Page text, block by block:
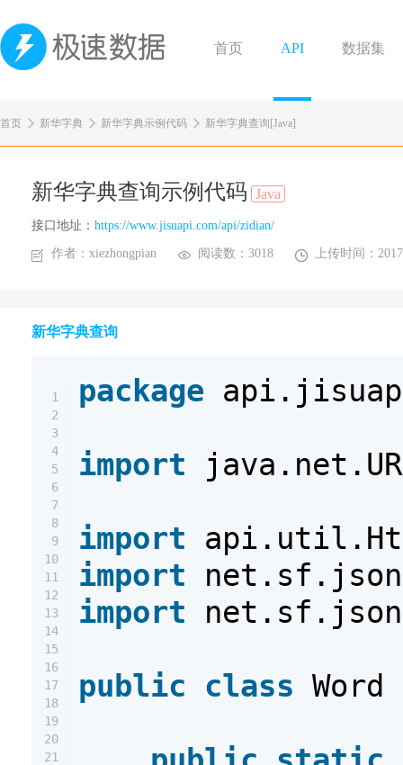
首页 API 数据集
首页 新华字典 新华字典示例代码 新华字典查询[Java]
新华字典查询示例代码 Java
接口地址： https://www.jisuapi.com/api/zidian/
作者：xiezhongpian 阅读数：3018 上传时间：
新华字典查询
1
2
3
4
5
6
7
8
9
10
11
12
13
14
15
16
17
18
19
20
21
package
import
import
import
import
public class